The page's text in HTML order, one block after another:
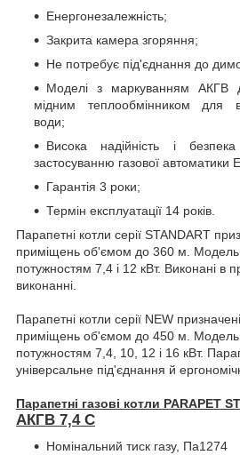
Енергонезалежність;
Закрита камера згоряння;
Не потребує під'єднання до
Моделі з маркуванням АКГВ
мідним теплообмінником для
води;
Висока надійність і
застосуванню газової автоматики
Гарантія 3 роки;
Термін експлуатації 14 років.
Парапетні котли серії STANDART
приміщень об'ємом до 360 м.
потужностям 7,4 і 12 кВт. Виконані в
виконанні.
Парапетні котли серії NEW
приміщень об'ємом до 450 м.
потужностям 7,4, 10, 12 і 16 кВт.
універсальне під'єднання й
Парапетні газові котли PARAPET
АКГВ 7,4 С
Номінальний тиск газу, Па1274